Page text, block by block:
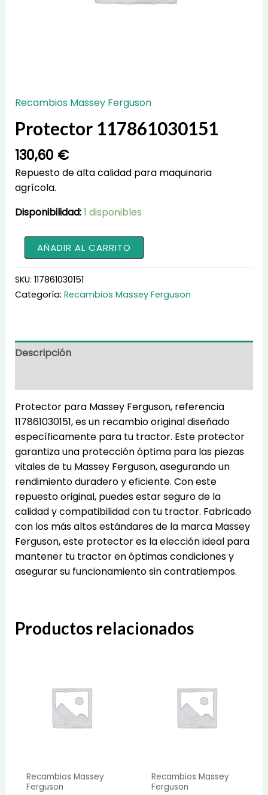
Recambios Massey Ferguson
Protector 117861030151
130,60 €
Repuesto de alta calidad para maquinaria
agrícola.
Disponibilidad:1 disponibles
Protector
117861030151
cantidad
AÑADIR AL CARRITO
SKU: 117861030151
Categoría: Recambios Massey Ferguson
Descripción
Protector para Massey Ferguson, referencia
117861030151, es un recambio original diseñado
específicamente para tu tractor. Este protector
garantiza una protección óptima para las piezas
vitales de tu Massey Ferguson, asegurando un
rendimiento duradero y eficiente. Con este
repuesto original, puedes estar seguro de la
calidad y compatibilidad con tu tractor. Fabricado
con los más altos estándares de la marca Massey
Ferguson, este protector es la elección ideal para
mantener tu tractor en óptimas condiciones y
asegurar su funcionamiento sin contratiempos.
Productos relacionados
Recambios Massey
Ferguson
Recambios Massey
Ferguson